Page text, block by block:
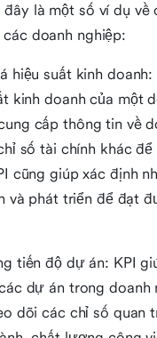
là một số ví dụ về
doanh nghiệp:
hiệu suất kinh
kinh doanh của một
cấp thông tin về
số tài chính khác
cũng giúp xác định
và phát triển để đạt
tiến độ dự án: KPI
dự án trong doanh
dõi các chỉ số quan